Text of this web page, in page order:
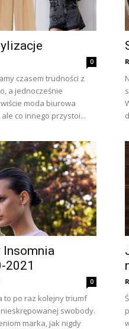
0
czasem trudności z
a jednocześnie
moda biurowa
co innego przystoi...
Insomnia
2021
0
to po raz kolejny triumf
swobody.
marka, jak nigdy